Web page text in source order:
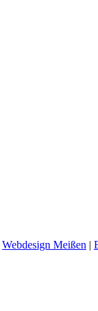
Webdesign Meißen |